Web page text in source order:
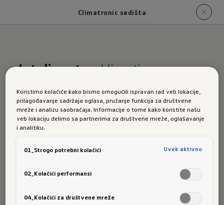
Climatronic sedišta
Inteligentnoklimatizovano
Climatro
nic
Koristimo kolačiće kako bismo omogućili ispravan rad veb lokacije,
prilagođavanje sadržaja oglasa, pružanje funkcija za društvene
mreže i analizu saobraćaja. Informacije o tome kako koristite našu
veb lokaciju delimo sa partnerima za društvene mreže, oglašavanje
i analitiku.
01_Strogo potrebni kolačići Uvek aktivno
02_Kolačići performansi
04_Kolačići za društvene mreže